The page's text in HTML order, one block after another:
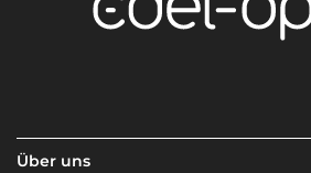
Über uns